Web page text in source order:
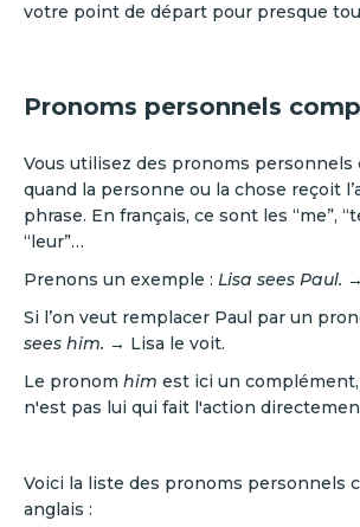
votre point de départ pour presque
Pronoms personnels
Vous utilisez des pronoms
quand la personne ou la chose reçoit
phrase. En français, ce sont les “me”,
“leur”…
Prenons un exemple : Lisa sees Paul.
Si l’on veut remplacer Paul par un
sees him. → Lisa le voit.
Le pronom him est ici un
n'est pas lui qui fait l'action
Voici la liste des pronoms personnels
anglais :